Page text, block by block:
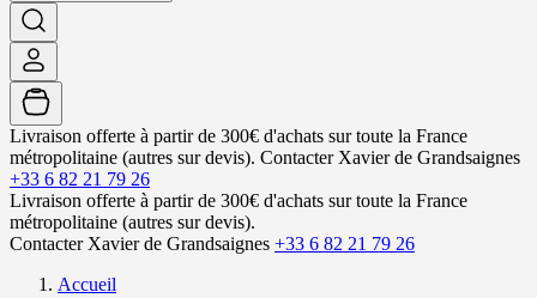
Livraison offerte à partir de 300€ d'achats sur toute la France
métropolitaine (autres sur devis). Contacter Xavier de Grandsaignes
+33 6 82 21 79 26
Livraison offerte à partir de 300€ d'achats sur toute la France
métropolitaine (autres sur devis).
Contacter Xavier de Grandsaignes +33 6 82 21 79 26
Accueil